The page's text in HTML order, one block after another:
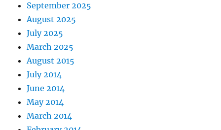
September 2025
August 2025
July 2025
March 2025
August 2015
July 2014
June 2014
May 2014
March 2014